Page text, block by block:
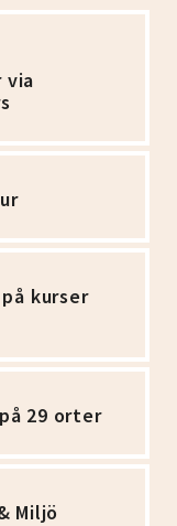
via
kurser
29 orter
Miljö